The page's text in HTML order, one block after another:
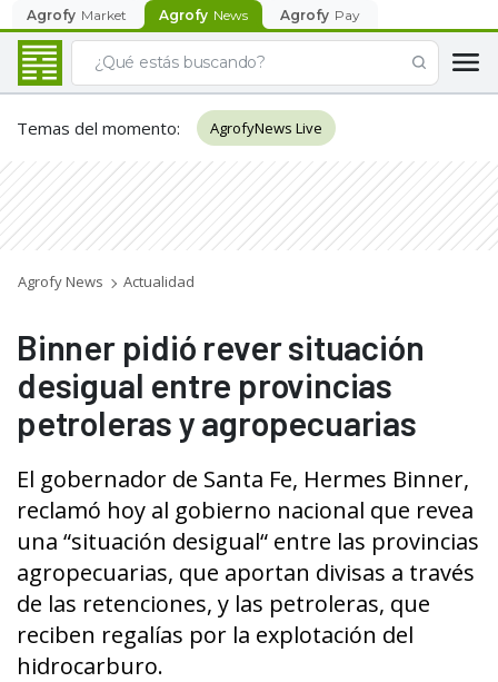
Agrofy Market Agrofy News Agrofy Pay
Temas del momento: AgrofyNews Live
Agrofy News Actualidad
Binner pidió rever situación
desigual entre provincias
petroleras y agropecuarias
El gobernador de Santa Fe, Hermes Binner,
reclamó hoy al gobierno nacional que revea
una “situación desigual“ entre las provincias
agropecuarias, que aportan divisas a través
de las retenciones, y las petroleras, que
reciben regalías por la explotación del
hidrocarburo.